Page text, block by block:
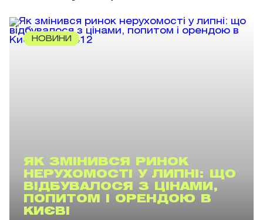
НОВИНИ
ЯК ЗМІНИВСЯ РИНОК
НЕРУХОМОСТІ У ЛИПНІ: ЩО
ВІДБУВАЛОСЯ З ЦІНАМИ,
ПОПИТОМ І ОРЕНДОЮ В
КИЄВІ